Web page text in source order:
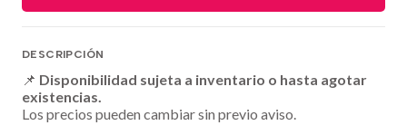
DESCRIPCIÓN
📌 Disponibilidad sujeta a inventario o hasta agotar
existencias.
Los precios pueden cambiar sin previo aviso.